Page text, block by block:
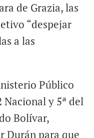
de Grazia, las
“despejar
a las
Público
Nacional y 5ª del
Bolívar,
Durán para que